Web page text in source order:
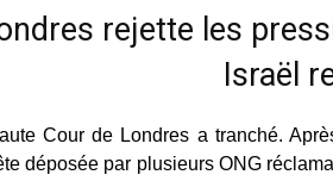
rejette les
Israël
Cour de Londres a tranché.
déposée par plusieurs ONG